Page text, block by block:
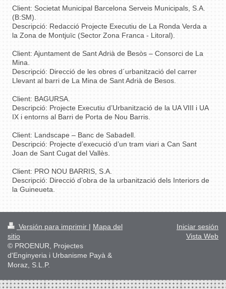
Client: Societat Municipal Barcelona Serveis Municipals, S.A.
(B:SM).
Descripció: Redacció Projecte Executiu de La Ronda Verda a
la Zona de Montjuïc (Sector Zona Franca - Litoral).
Client: Ajuntament de Sant Adrià de Besòs – Consorci de La
Mina.
Descripció: Direcció de les obres d´urbanització del carrer
Llevant al barri de La Mina de Sant Adrià de Besos.
Client: BAGURSA.
Descripció: Projecte Executiu d’Urbanització de la UA VIII i UA
IX i entorns al Barri de Porta de Nou Barris.
Client: Landscape – Banc de Sabadell.
Descripció: Projecte d’execució d’un tram viari a Can Sant
Joan de Sant Cugat del Vallès.
Client: PRO NOU BARRIS, S.A.
Descripció: Direcció d’obra de la urbanització dels Interiors de
la Guineueta.
Versión para imprimir | Mapa del
sitio
© PROENUR, Projectes
d'Enginyeria i Urbanisme Payà &
Moraz, S.L.P.
Iniciar sesión
Vista Web